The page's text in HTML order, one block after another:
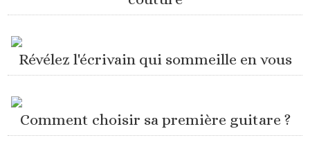
Révélez l'écrivain qui sommeille en vous
Comment choisir sa première guitare ?